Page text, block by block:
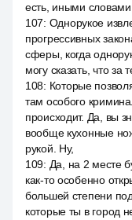
есть, иными словами,
107: Однорукое
прогрессивных
сферы, когда
могу сказать, что за
108: Которые
там особого
происходит. Да, вы
вообще кухонные
рукой. Ну,
109: Да, на 2 месте
как-то особенно
большей степени
которые ты в город